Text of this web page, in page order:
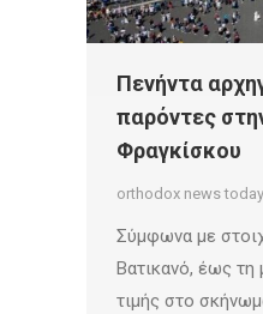
Πενήντα
παρόντες
Φραγκίσκου
orthodox news today
Σύμφωνα με
Βατικανό, έως τη
τιμής στο